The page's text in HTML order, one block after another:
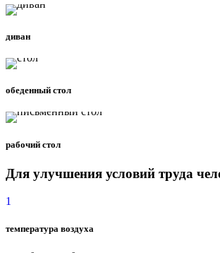
диван
обеденный стол
рабочий стол
Для улучшения условий труда
1
температура воздуха